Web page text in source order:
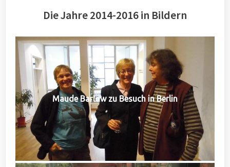
Die Jahre 2014-2016 in Bildern
Maude Barlow zu Besuch in Berlin